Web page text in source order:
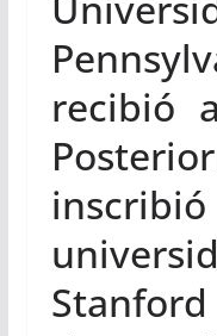
recibió